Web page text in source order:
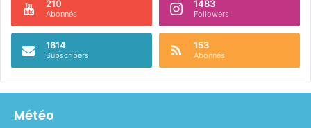
210
Abonnés
1483
Followers
1614
Subscribers
153
Abonnés
Météo